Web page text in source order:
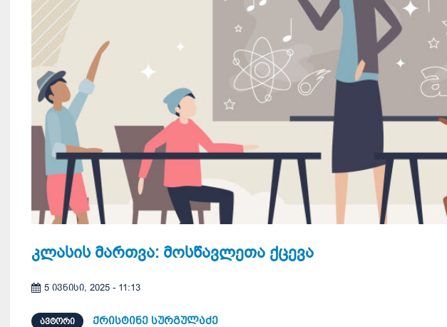
კლასის მართვა: მოსწავლეთა ქცევა
5 ივნისი, 2025 - 11:13
ᲐᲕᲢᲝᲠᲘ ქრისტინე სურგულაძე